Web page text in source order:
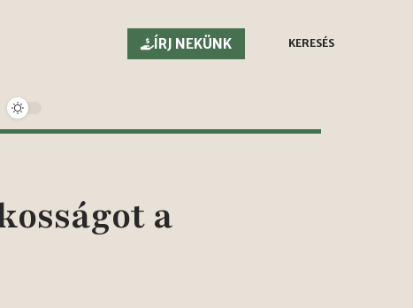
ÍRJ NEKÜNK
KERESÉS
a